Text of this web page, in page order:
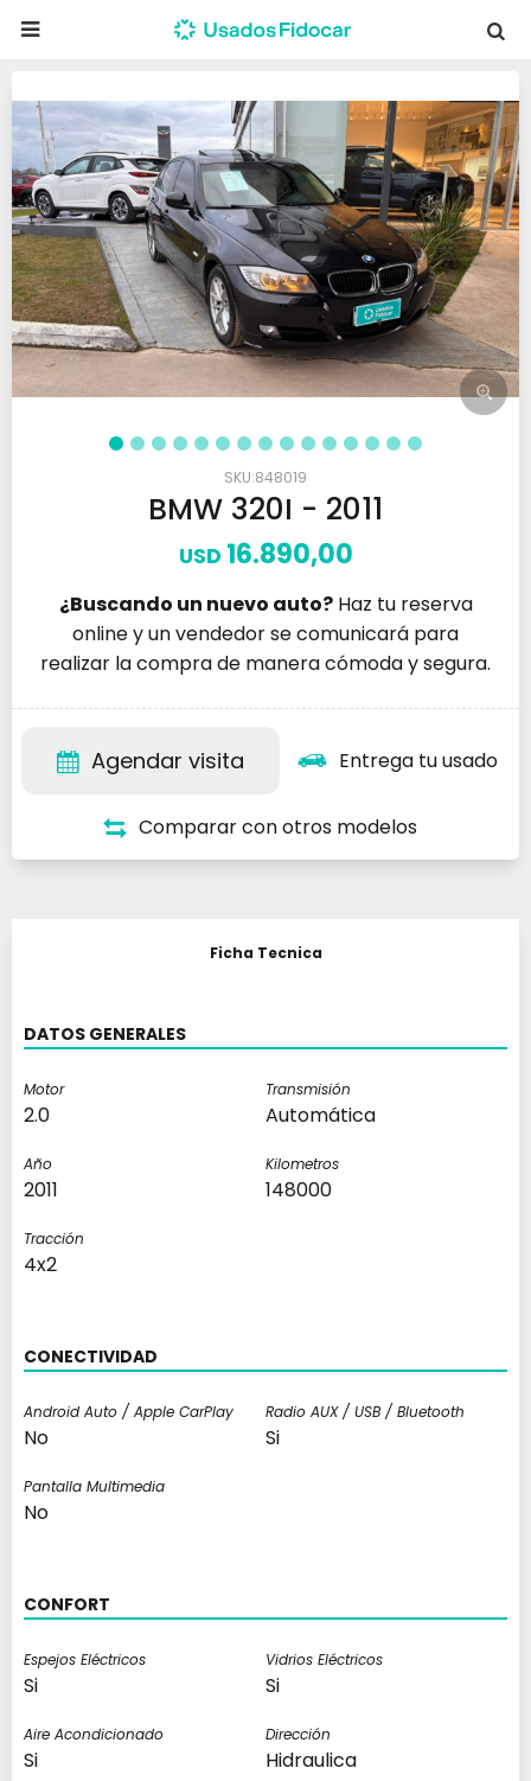

848019
BMW 320I - 2011
USD 16.890,00
¿Buscando un nuevo auto?Haz tu reserva
online y un vendedor se comunicará para
realizar la compra de manera cómoda y segura.
Entrega tu usado
Agendar visita
Comparar con otros modelos
Ficha Tecnica
DATOS GENERALES
Motor
2.0
Transmisión
Automática
Año
2011
Kilometros
148000
Tracción
4x2
CONECTIVIDAD
Android Auto / Apple CarPlay
No
Radio AUX / USB / Bluetooth
Si
Pantalla Multimedia
No
CONFORT
Espejos Eléctricos
Si
Vidrios Eléctricos
Si
Aire Acondicionado
Si
Dirección
Hidraulica